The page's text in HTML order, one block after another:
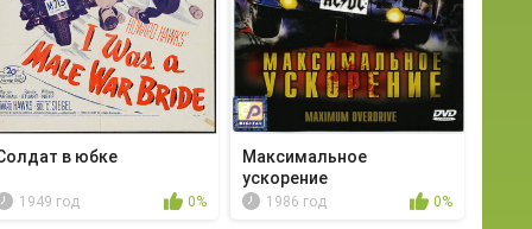
в юбке
1949 год 0%
Максимальное
ускорение
1986 год 0%